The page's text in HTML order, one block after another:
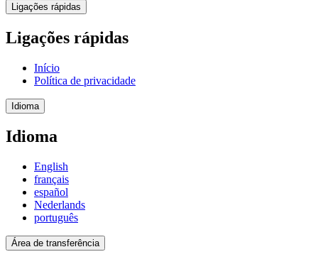
Ligações rápidas
Ligações rápidas
Início
Política de privacidade
Idioma
Idioma
English
français
español
Nederlands
português
Área de transferência